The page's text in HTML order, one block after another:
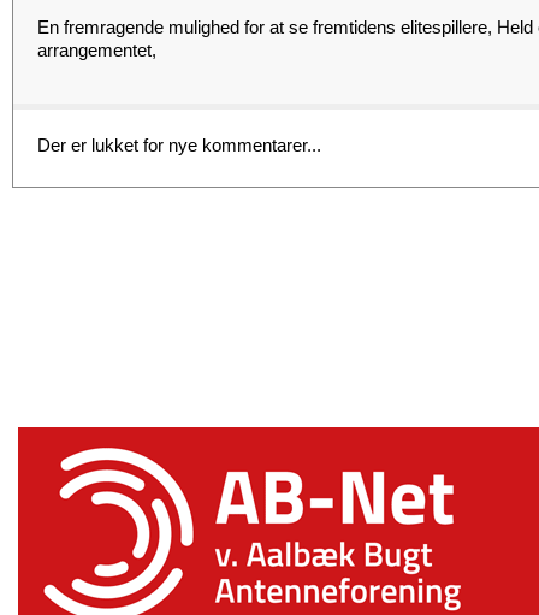
En fremragende mulighed for at se fremtidens elitespillere,
arrangementet,
Der er lukket for nye kommentarer...